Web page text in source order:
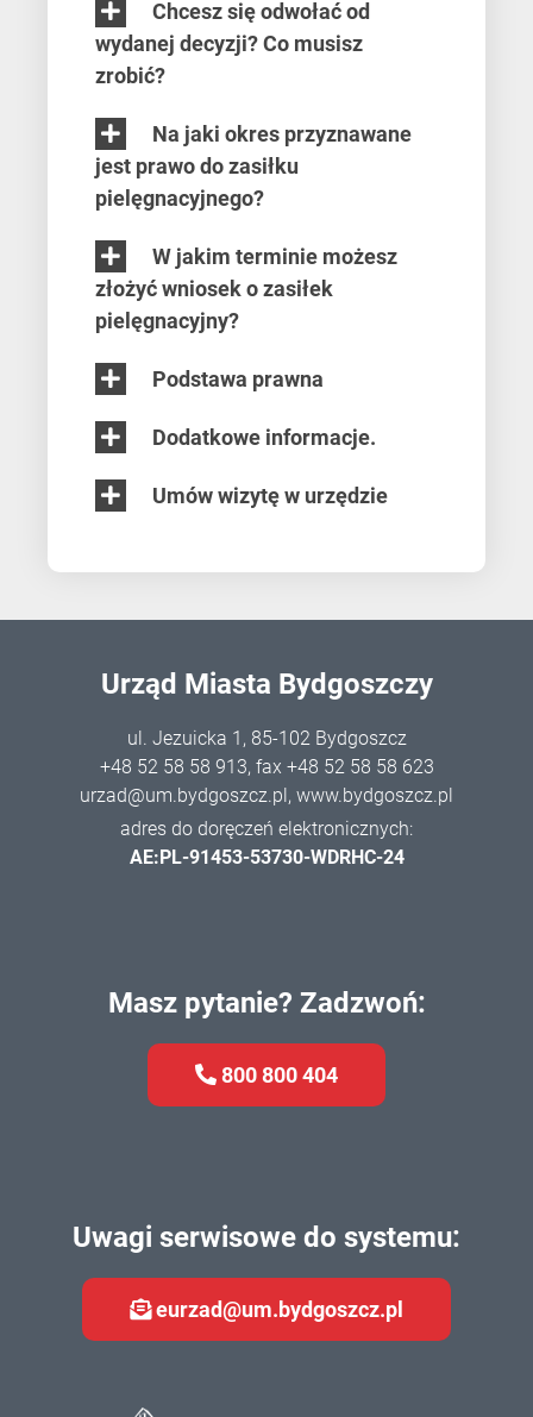
wydanej decyzji? Co musisz
zrobić?
jest prawo do zasiłku
pielęgnacyjnego?
złożyć wniosek o zasiłek
pielęgnacyjny?
Podstawa prawna
Dodatkowe informacje.
Umów wizytę w urzędzie
Urząd Miasta Bydgoszczy
ul. Jezuicka 1, 85-102 Bydgoszcz
+48 52 58 58 913, fax +48 52 58 58 623
urzad@um.bydgoszcz.pl, www.bydgoszcz.pl
adres do doręczeń elektronicznych:
AE:PL-91453-53730-WDRHC-24
Masz pytanie? Zadzwoń:
800 800 404
Uwagi serwisowe do systemu:
eurzad@um.bydgoszcz.pl